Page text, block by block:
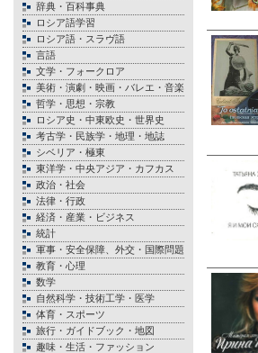
辞典・百科事典
ロシア語学習
ロシア語・スラヴ語
言語
文学・フォークロア
美術・演劇・映画・バレエ・音楽
哲学・思想・宗教
ロシア史・中東欧史・世界史
考古学・民族学・地理・地誌
シベリア・極東
東洋学・中央アジア・カフカス
政治・社会
法律・行政
経済・産業・ビジネス
統計
軍事・安全保障、外交・国際問題
教育・心理
数学
自然科学・技術工学・医学
体育・スポーツ
旅行・ガイドブック・地図
趣味・生活・ファッション